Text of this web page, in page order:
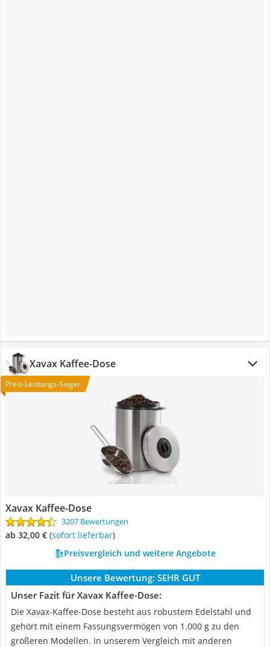
Xavax Kaffee-Dose
Preis-Leistungs-Sieger
Xavax Kaffee-Dose
3207 Bewertungen
ab 32,00 € ( Sofort lieferbar)
Preisvergleich und weitere Angebote
Unsere Bewertung: SEHR GUT
Unser Fazit für Xavax Kaffee-Dose:
Die Xavax-Kaffee-Dose besteht aus robustem Edelstahl und
gehört mit einem Fassungsvermögen von 1.000 g zu den
größeren Modellen. In unserem Vergleich mit anderen